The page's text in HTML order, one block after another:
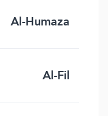
Al-Humaza
Al-Fil